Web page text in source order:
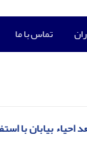
تماس با ما
بیابان با